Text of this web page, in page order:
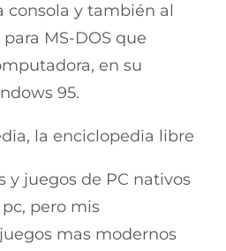
consola y también al
MS-DOS que
en su
95.
y juegos de PC nativos
pero mis
mas modernos